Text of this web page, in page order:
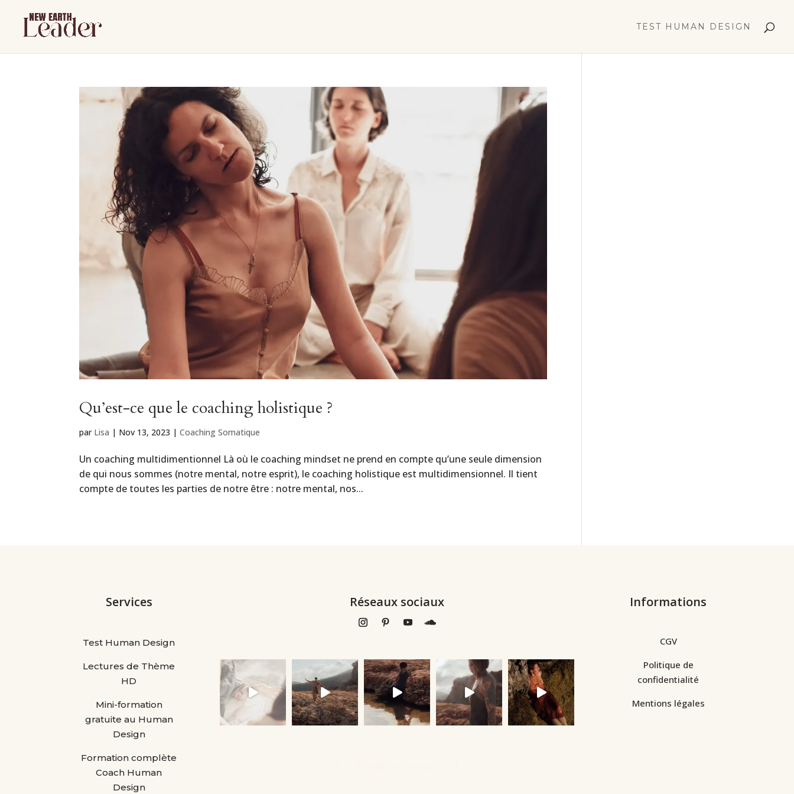
TEST HUMAN DESIGN
Qu’est-ce que le coaching holistique ?
par Lisa | Nov 13, 2023 |Coaching Somatique
Un coaching multidimentionnel Là où le coaching mindset ne prend en compte qu’une seule dimension
de qui nous sommes (notre mental, notre esprit), le coaching holistique est multidimensionnel. Il tient
compte de toutes les parties de notre être : notre mental, nos...
Services
Test Human Design
Lectures de Thème
HD
Mini-formation
gratuite au Human
Design
Formation complète
Coach Human
Design
Réseaux sociaux Informations
CGV
Politique de
confidentialité
Mentions légales